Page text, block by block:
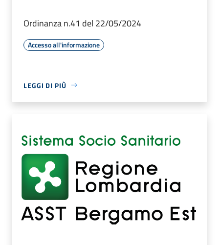
Ordinanza n.41 del 22/05/2024
Accesso all'informazione
LEGGI DI PIÙ